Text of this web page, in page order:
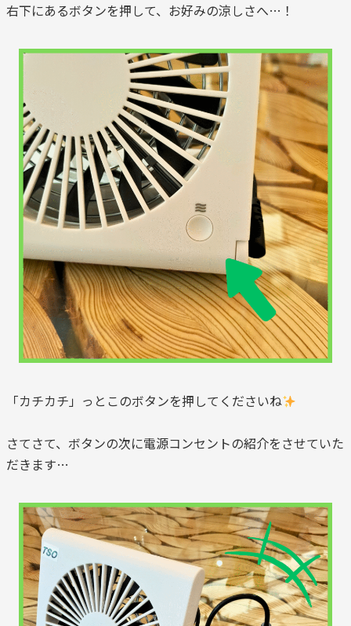
右下にあるボタンを押して、お好みの涼しさへ…！
「カチカチ」っとこのボタンを押してくださいね
さてさて、ボタンの次に電源コンセントの紹介をさせていた
だきます…